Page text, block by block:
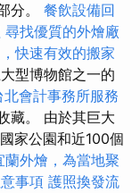
分。 餐飲設備回
尋找優質的外燴廠
快速有效的搬家
型博物館之一的
北會計事務所服務
藏。 由於其巨大
家公園和近100個
蘭外燴，為當地聚
事項 護照換發流